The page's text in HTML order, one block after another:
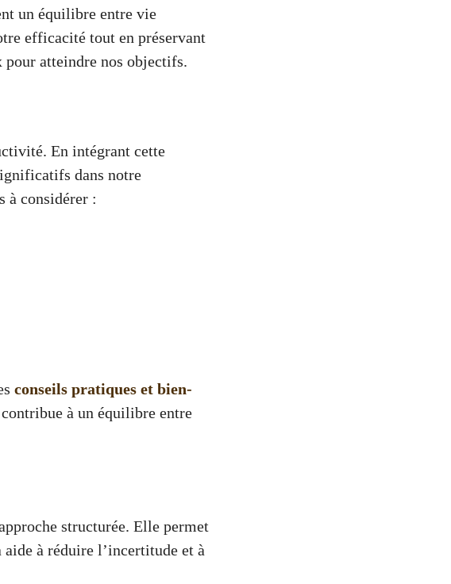
un équilibre entre vie
efficacité tout en préservant
atteindre nos objectifs.
En intégrant cette
dans notre
à considérer :
conseils pratiques et bien-
à un équilibre entre
structurée. Elle permet
à réduire l’incertitude et à